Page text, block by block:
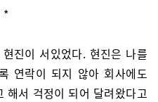
*
진이 서있었다. 현진은 나를
연락이 되지 않아 회사에도
해서 걱정이 되어 달려왔다고